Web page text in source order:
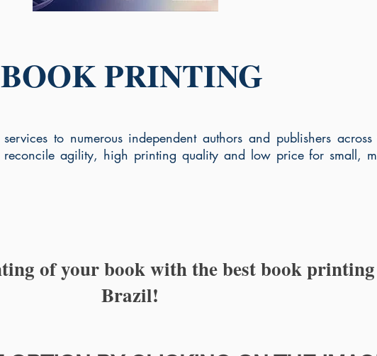
BOOK PRINTING
to numerous independent authors and publishers
reconcile agility, high printing quality and low price for small,
of your book with the best book
Brazil!